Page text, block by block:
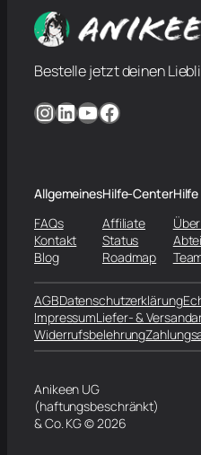
Bestelle jetzt deinen
InstagramLinkedIn YouTube Facebook
Allgemeines
FAQs
Kontakt
Blog
Hilfe-Center
Affiliate
Status
Roadmap
Hilfe
AGBDatenschutzerklärung
ImpressumLiefer- &
Widerrufsbelehrung
Anikeen UG
(haftungsbeschränkt)
& Co. KG © 2026